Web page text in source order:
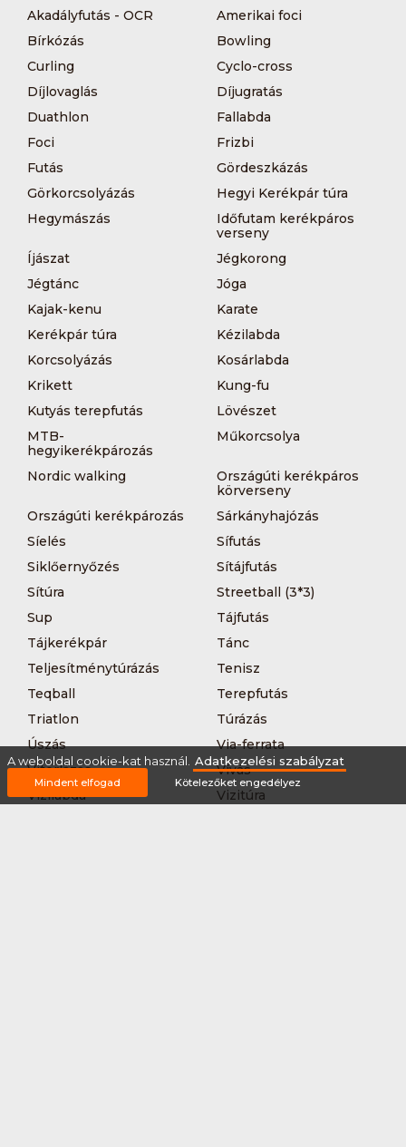
Akadályfutás - OCR
Amerikai foci
Bírkózás
Bowling
Curling
Cyclo-cross
Díjlovaglás
Díjugratás
Duathlon
Fallabda
Foci
Frizbi
Futás
Gördeszkázás
Görkorcsolyázás
Hegyi Kerékpár túra
Hegymászás
Időfutam kerékpáros
verseny
Íjászat
Jégkorong
Jégtánc
Jóga
Kajak-kenu
Karate
Kerékpár túra
Kézilabda
Korcsolyázás
Kosárlabda
Krikett
Kung-fu
Kutyás terepfutás
Lövészet
MTB-
hegyikerékpározás
Műkorcsolya
Nordic walking
Országúti kerékpáros
körverseny
Országúti kerékpározás
Sárkányhajózás
Síelés
Sífutás
Siklőernyőzés
Sítájfutás
Sítúra
Streetball (3*3)
Sup
Tájfutás
Tájkerékpár
Tánc
Teljesítménytúrázás
Tenisz
Teqball
Terepfutás
Triatlon
Túrázás
Úszás
Via-ferrata
Vitorlázás
Vívás
Vizilabda
Vizitúra
A weboldal cookie-kat használ. Adatkezelési szabályzat
Mindent elfogad Kötelezőket engedélyez